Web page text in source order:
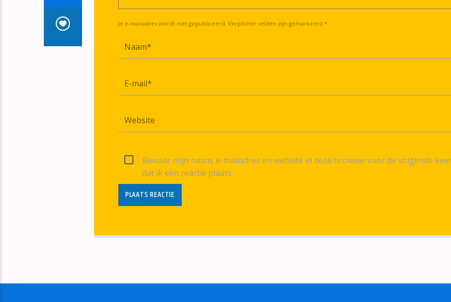
Je e-mailadres wordt niet gepubliceerd. Verplichte velden zijn gemarkeerd *
Bewaar mijn naam, e-mailadres en website in deze browser voor de volgende
dat ik een reactie plaats.